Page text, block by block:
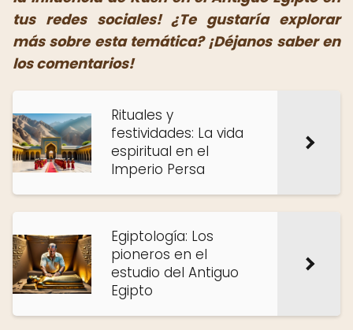
tus redes sociales! ¿Te gustaría explorar
más sobre esta temática? ¡Déjanos saber en
los comentarios!
Rituales y
festividades: La vida
espiritual en el
Imperio Persa
Egiptología: Los
pioneros en el
estudio del Antiguo
Egipto